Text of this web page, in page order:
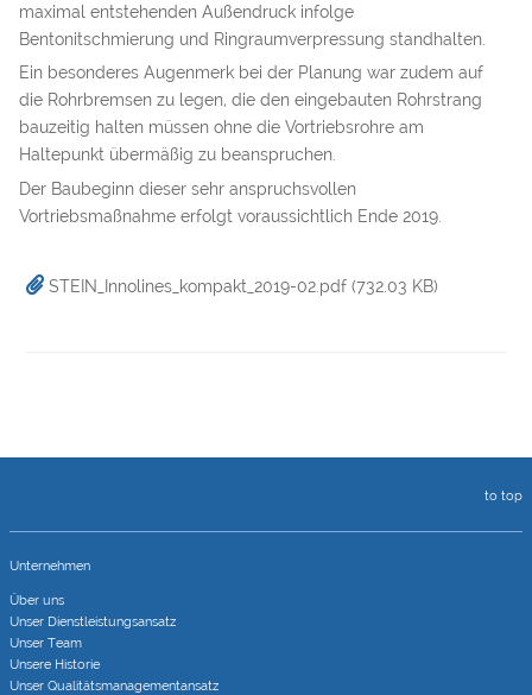
maximal entstehenden Außendruck infolge
Bentonitschmierung und Ringraumverpressung standhalten.
Ein besonderes Augenmerk bei der Planung war zudem auf
die Rohrbremsen zu legen, die den eingebauten Rohrstrang
bauzeitig halten müssen ohne die Vortriebsrohre am
Haltepunkt übermäßig zu beanspruchen.
Der Baubeginn dieser sehr anspruchsvollen
Vortriebsmaßnahme erfolgt voraussichtlich Ende 2019.
STEIN_Innolines_kompakt_2019-02.pdf (732.03 KB)
to top
Unternehmen
Über uns
Unser Dienstleistungsansatz
Unser Team
Unsere Historie
Unser Qualitätsmanagementansatz